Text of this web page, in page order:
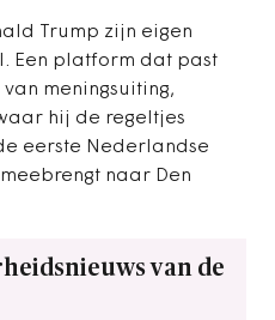
Trump zijn eigen
Een platform dat past
meningsuiting,
hij de regeltjes
eerste Nederlandse
naar Den
van de